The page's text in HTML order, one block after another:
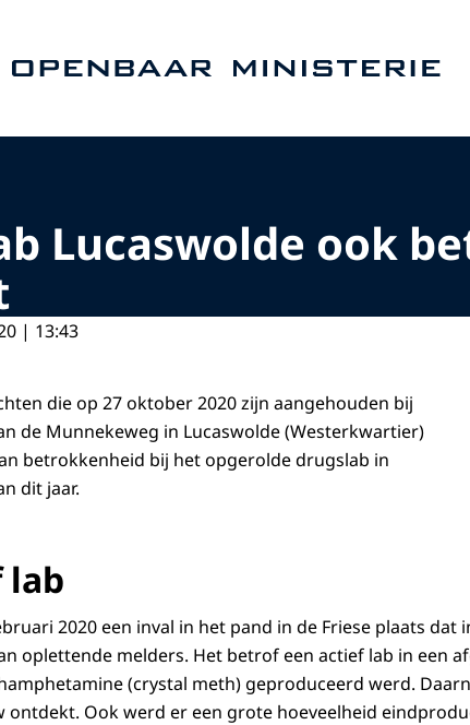
Lucaswolde ook
| 13:43
die op 27 oktober 2020 zijn aangehouden bij
de Munnekeweg in Lucaswolde (Westerkwartier)
betrokkenheid bij het opgerolde drugslab in
dit jaar.
lab
2020 een inval in het pand in de Friese plaats dat
oplettende melders. Het betrof een actief lab in een
(crystal meth) geproduceerd werd.
ontdekt. Ook werd er een grote hoeveelheid